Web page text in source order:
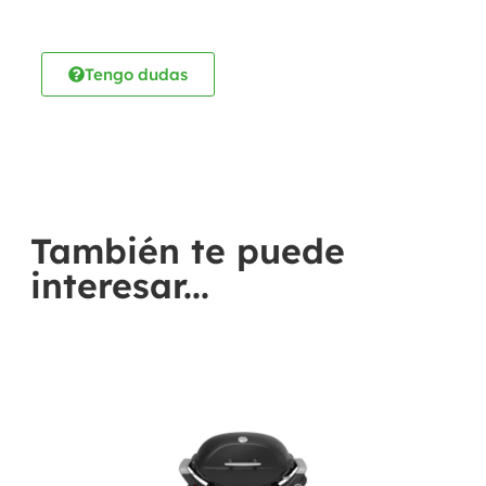
Tengo dudas
También te puede
interesar...